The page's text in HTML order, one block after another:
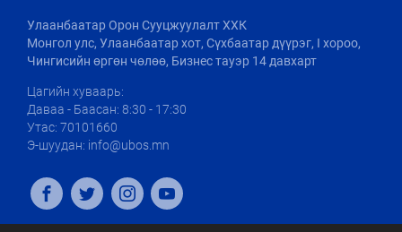
Улаанбаатар Орон Сууцжуулалт ХХК
Монгол улс, Улаанбаатар хот, Сүхбаатар дүүрэг, I хороо,
Чингисийн өргөн чөлөө, Бизнес тауэр 14 давхарт
Цагийн хуваарь:
Даваа - Баасан: 8:30 - 17:30
Утас: 70101660
Э-шуудан: info@ubos.mn